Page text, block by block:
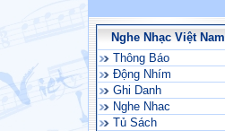
Nghe Nhạc Việt Nam
Thông Báo
Động Nhím
Ghi Danh
Nghe Nhac
Tủ Sách